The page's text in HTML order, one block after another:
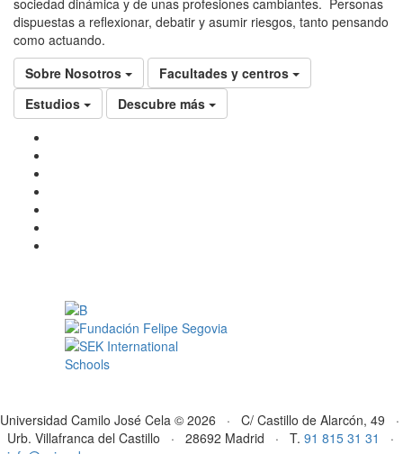
sociedad dinámica y de unas profesiones cambiantes. Personas
dispuestas a reflexionar, debatir y asumir riesgos, tanto pensando
como actuando.
Sobre Nosotros
Facultades y centros
Estudios
Descubre más
Universidad Camilo José Cela © 2026 · C/ Castillo de Alarcón, 49 ·
Urb. Villafranca del Castillo · 28692 Madrid · T. 91 815 31 31
·